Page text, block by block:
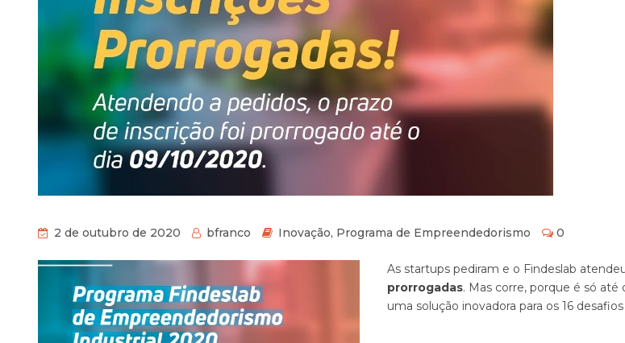
2 de outubro de 2020 bfranco Inovação, Programa de Empreendedorismo 0
As startups pediram e o Findeslab
prorrogadas. Mas corre, porque é só
uma solução inovadora para os 16